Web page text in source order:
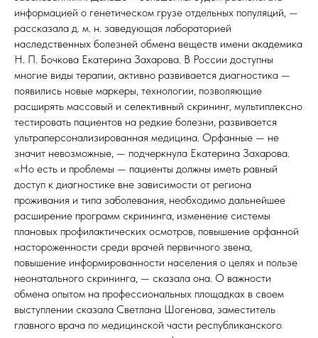
информацией о генетическом грузе отдельных популяций, —
рассказала д. м. н. заведующая лабораторией
наследственных болезней обмена веществ имени академика
Н. П. Бочкова Екатерина Захарова. В России доступны
многие виды терапии, активно развивается диагностика —
появились новые маркеры, технологии, позволяющие
расширять массовый и селективный скрининг, мультиплексно
тестировать пациентов на редкие болезни, развивается
ультраперсонализированная медицина. Орфанные — не
значит невозможные, — подчеркнула Екатерина Захарова.
«Но есть и проблемы — пациенты должны иметь равный
доступ к диагностике вне зависимости от региона
проживания и типа заболевания, необходимо дальнейшее
расширение программ скрининга, изменение системы
плановых профилактических осмотров, повышение орфанной
настороженности среди врачей первичного звена,
повышение информированности населения о целях и пользе
неонатального скрининга, — сказала она. О важности
обмена опытом на профессиональных площадках в своем
выступлении сказала Светлана Шогенова, заместитель
главного врача по медицинской части республиканского